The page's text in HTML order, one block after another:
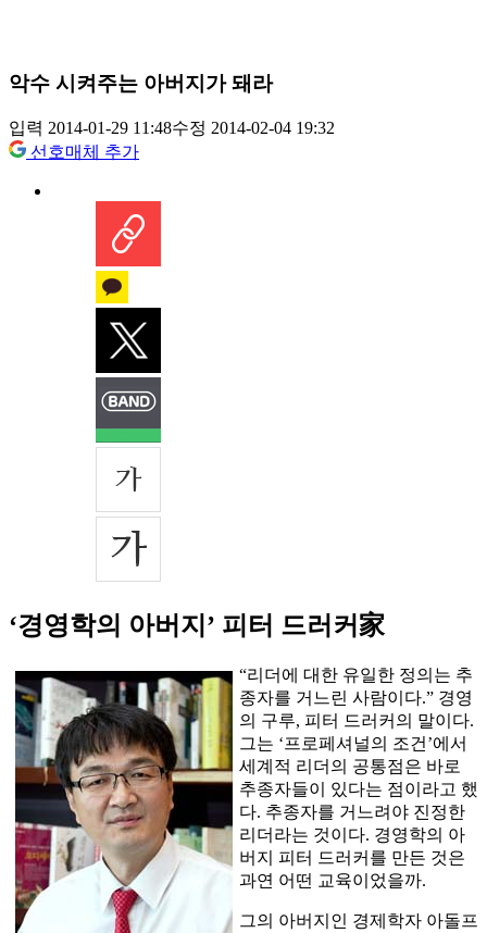
악수 시켜주는 아버지가 돼라
입력 2014-01-29 11:48수정 2014-02-04 19:32
선호매체 추가
‘경영학의 아버지’ 피터 드러커家
“리더에 대한 유일한 정의는 추
종자를 거느린 사람이다.” 경영
의 구루, 피터 드러커의 말이다.
그는 ‘프로페셔널의 조건’에서
세계적 리더의 공통점은 바로
추종자들이 있다는 점이라고 했
다. 추종자를 거느려야 진정한
리더라는 것이다. 경영학의 아
버지 피터 드러커를 만든 것은
과연 어떤 교육이었을까.
그의 아버지인 경제학자 아돌프